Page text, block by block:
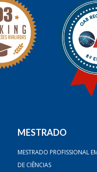
MESTRADO
MESTRADO PROFISSIONAL
DE CIÊNCIAS